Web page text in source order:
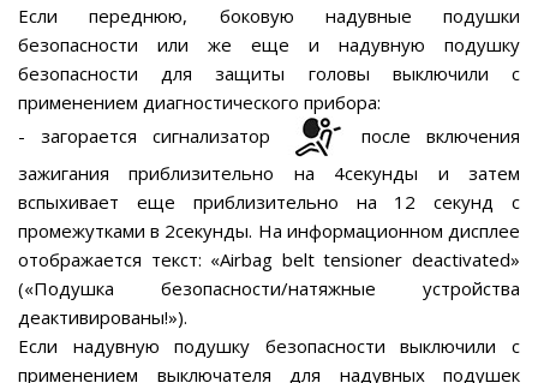
Если переднюю, боковую надувные подушки
безопасности или же еще и надувную подушку
безопасности для защиты головы выключили с
применением диагностического прибора:
- загорается сигнализатор
после включения
зажигания приблизительно на 4секунды и затем
вспыхивает еще приблизительно на 12 секунд с
промежутками в 2секунды. На информационном дисплее
отображается текст: «Airbag belt tensioner deactivated»
(«Подушка безопасности/натяжные устройства
деактивированы!»).
Если надувную подушку безопасности выключили с
применением выключателя для надувных подушек